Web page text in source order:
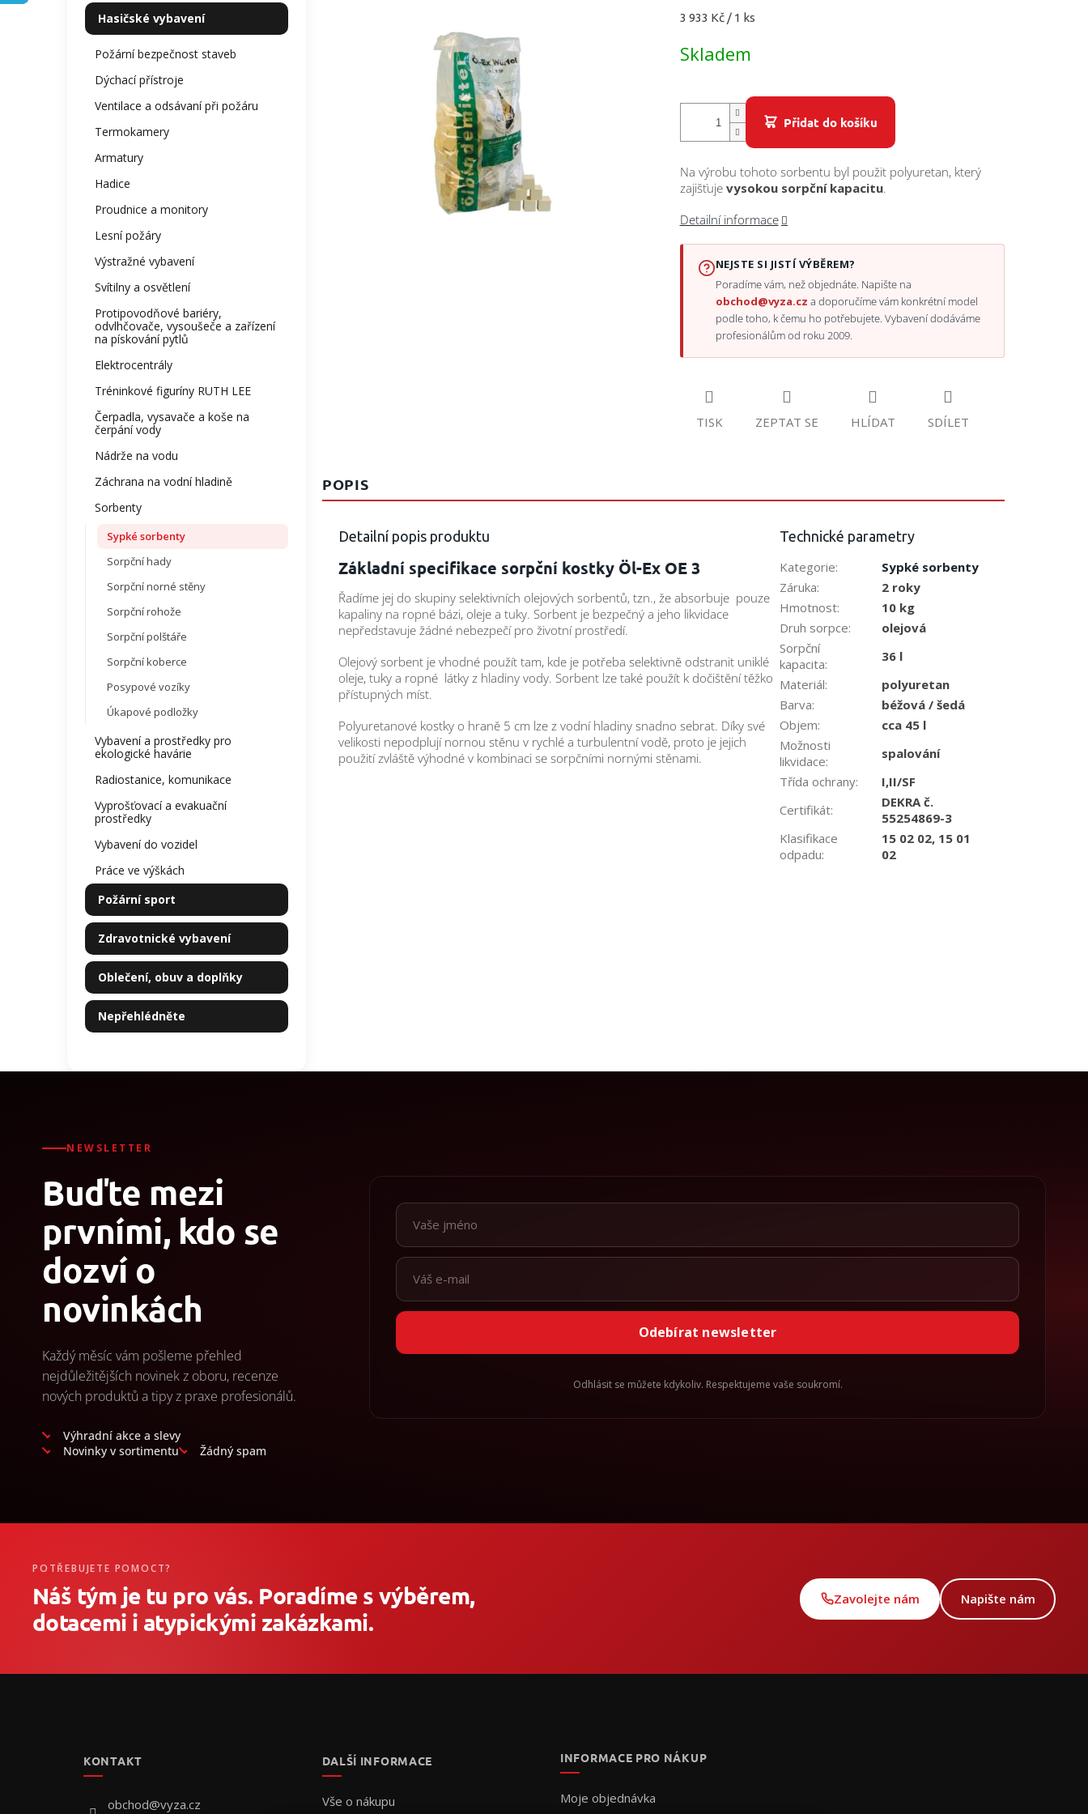
kategorie
Hasičské vybavení
Požární bezpečnost staveb
Dýchací přístroje
Ventilace a odsávaní při požáru
Termokamery
Armatury
Hadice
Proudnice a monitory
Lesní požáry
Výstražné vybavení
Svítilny a osvětlení
Protipovodňové bariéry,
odvlhčovače, vysoušeče a zařízení
na pískování pytlů
Elektrocentrály
Tréninkové figuríny RUTH LEE
Čerpadla, vysavače a koše na
čerpání vody
Nádrže na vodu
Záchrana na vodní hladině
Sorbenty
Sypké sorbenty
Sorpční hady
Sorpční norné stěny
Sorpční rohože
Sorpční polštáře
Sorpční koberce
Posypové vozíky
Úkapové podložky
Vybavení a prostředky pro
ekologické havárie
Radiostanice, komunikace
Vyprošťovací a evakuační
prostředky
Vybavení do vozidel
Práce ve výškách
Požární sport
Zdravotnické vybavení
Oblečení, obuv a doplňky
Nepřehlédněte
Měrná
3 933 Kč / 1 ks
Skladem
Přidat do košíku
Na výrobu tohoto sorbentu byl použit polyuretan, který
zajišťuje vysokou sorpční kapacitu.
Detailní informace
NEJSTE SI JISTÍ VÝBĚREM?
Poradíme vám, než objednáte. Napište na
obchod@vyza.cz a doporučíme vám konkrétní model
podle toho, k čemu ho potřebujete. Vybavení dodáváme
profesionálům od roku 2009.
TISK ZEPTAT SE HLÍDAT SDÍLET
POPIS
Detailní popis produktu
Základní specifikace sorpční kostky Öl-Ex OE 3
Řadíme jej do skupiny selektivních olejových sorbentů, tzn., že absorbuje pouze
kapaliny na ropné bázi, oleje a tuky. Sorbent je bezpečný a jeho likvidace
nepředstavuje žádné nebezpečí pro životní prostředí.
Olejový sorbent je vhodné použít tam, kde je potřeba selektivně odstranit uniklé
oleje, tuky a ropné látky z hladiny vody. Sorbent lze také použít k dočištění těžko
přístupných míst.
Polyuretanové kostky o hraně 5 cm lze z vodní hladiny snadno sebrat. Díky své
velikosti nepodplují nornou stěnu v rychlé a turbulentní vodě, proto je jejich
použití zvláště výhodné v kombinaci se sorpčními nornými stěnami.
Technické parametry
Kategorie:
Sypké sorbenty
Záruka:
2 roky
Hmotnost:
10 kg
Druh sorpce:
olejová
Sorpční
kapacita:
36 l
Materiál:
polyuretan
Barva:
béžová / šedá
Objem:
cca 45 l
Možnosti
likvidace:
spalování
Třída ochrany:
I,II/SF
Certifikát:
DEKRA č.
55254869-3
Klasifikace
odpadu:
15 02 02, 15 01
02
NEWSLETTER
Buďte mezi
prvními, kdo se
dozví o
novinkách
Každý měsíc vám pošleme přehled
nejdůležitějších novinek z oboru, recenze
nových produktů a tipy z praxe profesionálů.
Výhradní akce a slevy
Novinky v sortimentu
Žádný spam
Odebírat newsletter
Odhlásit se můžete kdykoliv. Respektujeme vaše soukromí.
POTŘEBUJETE POMOCT?
Náš tým je tu pro vás. Poradíme s výběrem,
dotacemi i atypickými zakázkami.
Zavolejte nám Napište nám
KONTAKT
obchod@vyza.cz
DALŠÍ INFORMACE
Vše o nákupu
INFORMACE PRO NÁKUP
Moje objednávka